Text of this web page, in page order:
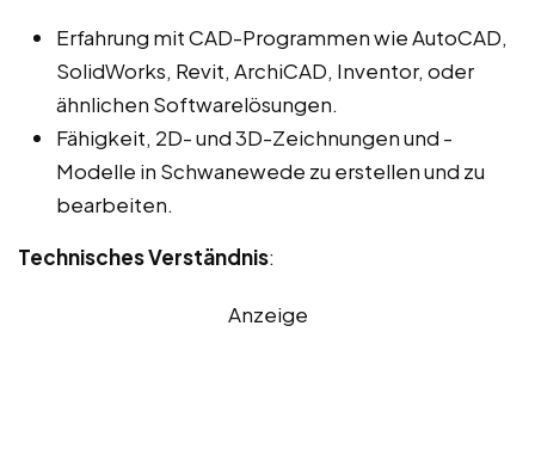
Erfahrung mit CAD-Programmen wie AutoCAD,
SolidWorks, Revit, ArchiCAD, Inventor, oder
ähnlichen Softwarelösungen.
Fähigkeit, 2D- und 3D-Zeichnungen und -
Modelle in Schwanewede zu erstellen und zu
bearbeiten.
Technisches Verständnis:
Anzeige